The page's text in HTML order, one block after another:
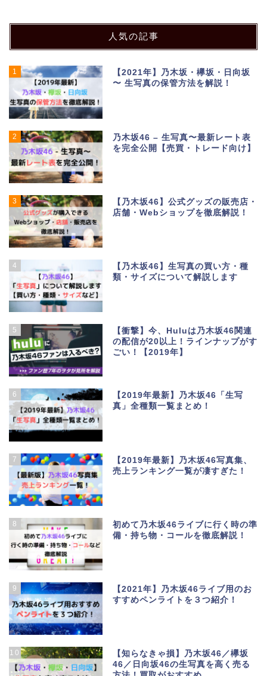
人気の記事
1
【2021年】乃木坂・欅坂・日向坂
〜 生写真の保管方法を解説！
2
乃木坂46 – 生写真〜最新レート表
を完全公開【売買・トレード向け】
3
【乃木坂46】公式グッズの販売店・
店舗・Webショップを徹底解説！
4
【乃木坂46】生写真の買い方・種
類・サイズについて解説します
5
【衝撃】今、Huluは乃木坂46関連
の配信が20以上！ラインナップがす
ごい！【2019年】
6
【2019年最新】乃木坂46「生写
真」全種類一覧まとめ！
7
【2019年最新】乃木坂46写真集、
売上ランキング一覧が凄すぎた！
8
初めて乃木坂46ライブに行く時の準
備・持ち物・コールを徹底解説！
9
【2021年】乃木坂46ライブ用のお
すすめペンライトを３つ紹介！
10
【知らなきゃ損】乃木坂46／欅坂
46／日向坂46の生写真を高く売る